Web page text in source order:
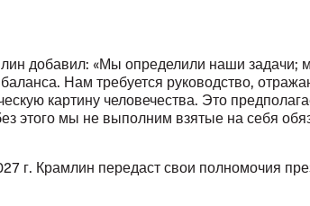
добавил: «Мы определили наши задачи;
баланса. Нам требуется руководство,
картину человечества. Это
этого мы не выполним взятые на себя
г. Крамлин передаст свои полномочия